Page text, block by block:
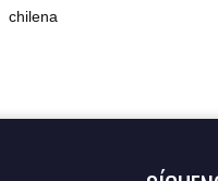
chilena